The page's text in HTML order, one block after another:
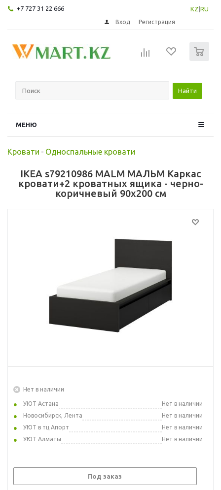
+7 727 31 22 666 KZ RU
Вход Регистрация
Найти
МЕНЮ
Кровати - Односпальные кровати
IKEA s79210986 MALM МАЛЬМ Каркас
кровати+2 кроватных ящика - черно-
коричневый 90x200 см
Нет в наличии
УЮТ Астана
Нет в наличии
Новосибирск, Лента
Нет в наличии
УЮТ в тц Апорт
Нет в наличии
УЮТ Алматы
Нет в наличии
Под заказ